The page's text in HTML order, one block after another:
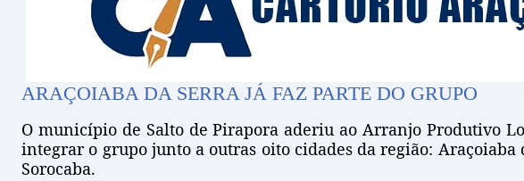
ARAÇOIABA DA SERRA JÁ FAZ PARTE DO GRUPO
O município de Salto de Pirapora aderiu ao Arranjo Produtivo
integrar o grupo junto a outras oito cidades da região:
Sorocaba.